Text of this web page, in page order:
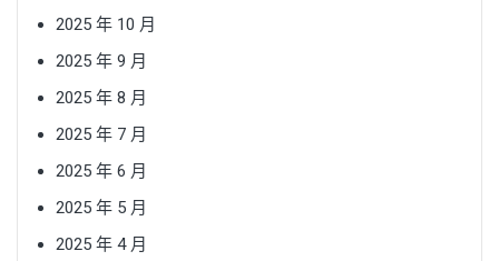
2025 年 10 月
2025 年 9 月
2025 年 8 月
2025 年 7 月
2025 年 6 月
2025 年 5 月
2025 年 4 月